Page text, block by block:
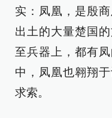
实：凤凰，是殷
出土的大量楚国
至兵器上，都有
中，凤凰也翱翔
求索。